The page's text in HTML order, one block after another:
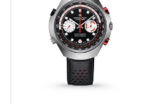
Materiál řemínku
Barva řemínku